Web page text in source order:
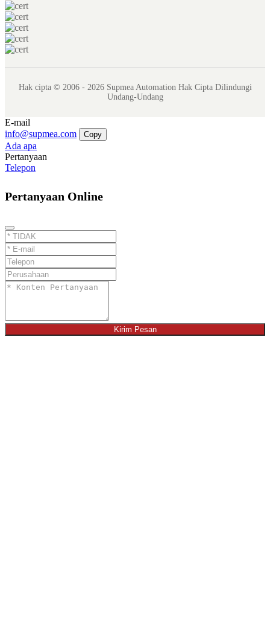
Hak cipta © 2006 - 2026 Supmea Automation Hak Cipta Dilindungi
Undang-Undang
E-mail
info@supmea.com
Copy
Ada apa
Pertanyaan
Telepon
Pertanyaan Online
Kirim Pesan